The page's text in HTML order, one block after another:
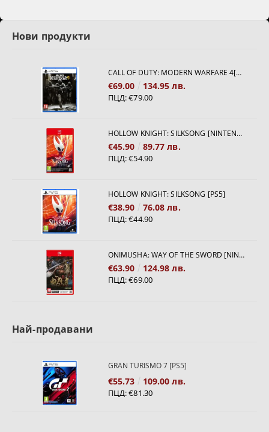
Нови продукти
CALL OF DUTY: MODERN WARFARE 4[PS5]
€69.00 134.95 лв.
ПЦД:€79.00
HOLLOW KNIGHT: SILKSONG [NINTENDO SWITCH 2]
€45.90 89.77 лв.
ПЦД:€54.90
HOLLOW KNIGHT: SILKSONG [PS5]
€38.90 76.08 лв.
ПЦД:€44.90
ONIMUSHA: WAY OF THE SWORD [NINTENDO SWITCH 2]
€63.90 124.98 лв.
ПЦД:€69.00
Най-продавани
GRAN TURISMO 7 [PS5]
€55.73 109.00 лв.
ПЦД:€81.30